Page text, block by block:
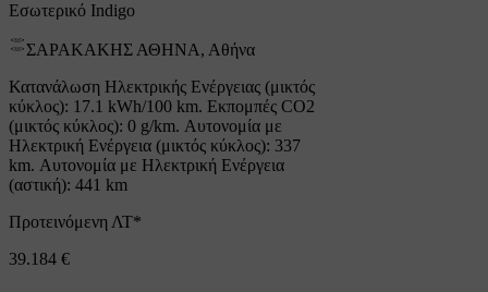
Εσωτερικό Indigo
ΣΑΡΑΚΑΚΗΣ ΑΘΗΝΑ, Αθήνα
Κατανάλωση Ηλεκτρικής Ενέργειας (μικτός
κύκλος): 17.1 kWh/100 km. Εκπομπές CO2
(μικτός κύκλος): 0 g/km. Αυτονομία με
Ηλεκτρική Ενέργεια (μικτός κύκλος): 337
km. Αυτονομία με Ηλεκτρική Ενέργεια
(αστική): 441 km
Προτεινόμενη ΛΤ*
39.184 €